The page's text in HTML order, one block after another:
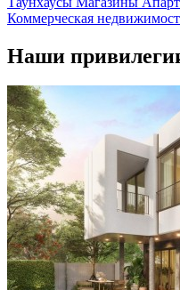
Коммерческая
Наши